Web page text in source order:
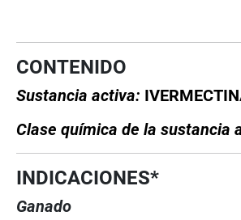
CONTENIDO
Sustancia activa:
Clase química de la sustancia
INDICACIONES*
Ganado